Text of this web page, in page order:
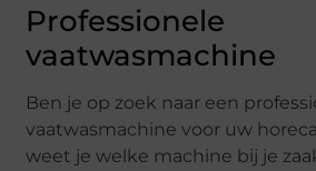
Professionele
vaatwasmachine
Ben je op zoek naar een
vaatwasmachine voor uw
weet je welke machine bij je